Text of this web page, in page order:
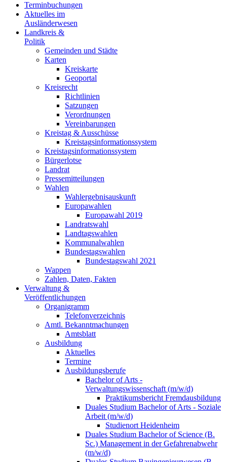
Terminbuchungen
Aktuelles im
Ausländerwesen
Landkreis &
Politik
Gemeinden und Städte
Karten
Kreiskarte
Geoportal
Kreisrecht
Richtlinien
Satzungen
Verordnungen
Vereinbarungen
Kreistag & Ausschüsse
Kreistagsinformationssystem
Kreistagsinformationssystem
Bürgerlotse
Landrat
Pressemitteilungen
Wahlen
Wahlergebnisauskunft
Europawahlen
Europawahl 2019
Landratswahl
Landtagswahlen
Kommunalwahlen
Bundestagswahlen
Bundestagswahl 2021
Wappen
Zahlen, Daten, Fakten
Verwaltung &
Veröffentlichungen
Organigramm
Telefonverzeichnis
Amtl. Bekanntmachungen
Amtsblatt
Ausbildung
Aktuelles
Termine
Ausbildungsberufe
Bachelor of Arts -
Verwaltungswissenschaft (m/w/d)
Praktikumsbericht Fremdausbildung
Duales Studium Bachelor of Arts - Soziale
Arbeit (m/w/d)
Studienort Heidenheim
Duales Studium Bachelor of Science (B.
Sc.) Management in der Gefahrenabwehr
(m/w/d)